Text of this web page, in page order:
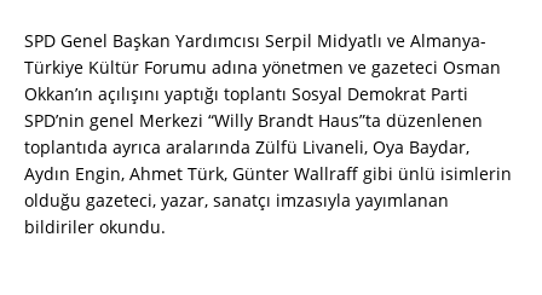
SPD Genel Başkan Yardımcısı Serpil Midyatlı ve Almanya-
Türkiye Kültür Forumu adına yönetmen ve gazeteci Osman
Okkan’ın açılışını yaptığı toplantı Sosyal Demokrat Parti
SPD’nin genel Merkezi “Willy Brandt Haus”ta düzenlenen
toplantıda ayrıca aralarında Zülfü Livaneli, Oya Baydar,
Aydın Engin, Ahmet Türk, Günter Wallraff gibi ünlü isimlerin
olduğu gazeteci, yazar, sanatçı imzasıyla yayımlanan
bildiriler okundu.